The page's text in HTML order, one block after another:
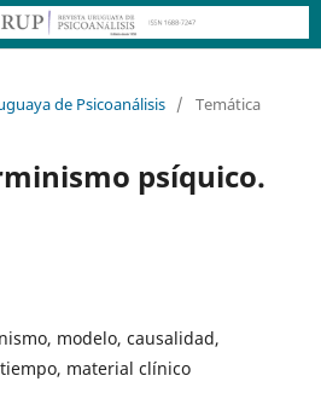
de Psicoanálisis / Temática
psíquico.
modelo, causalidad,
material clínico